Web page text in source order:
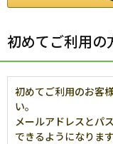
初めてご利用の
初めてご利用のお客
い。
メールアドレスとパ
できるようになります